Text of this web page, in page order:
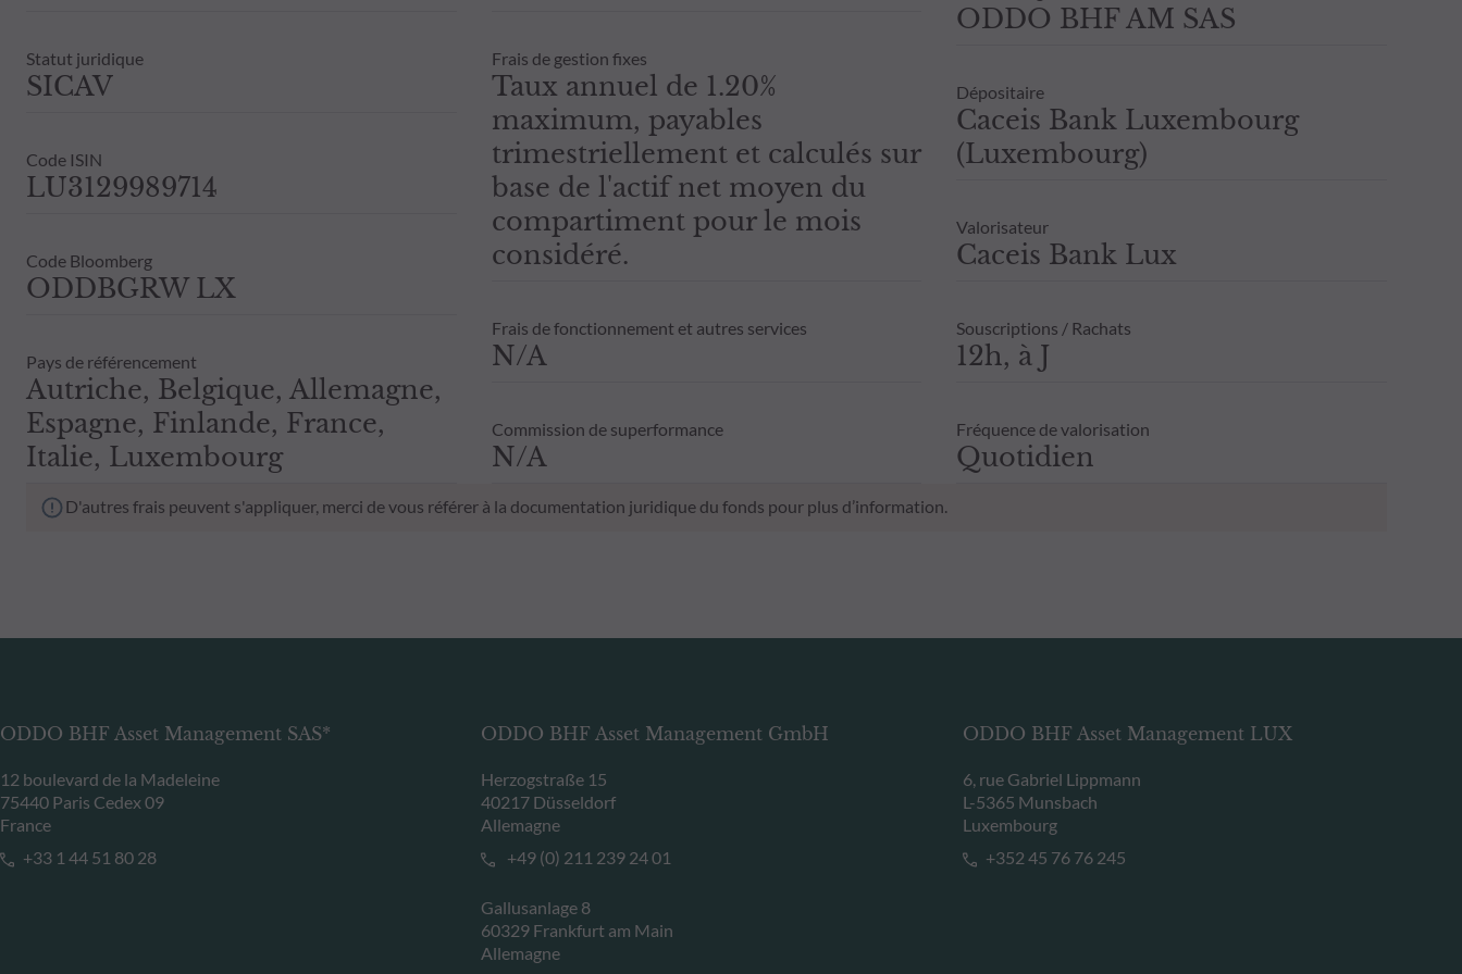
Statut juridique
SICAV
Code ISIN
LU3129989714
Code Bloomberg
ODDBGRW LX
Pays de référencement
Autriche, Belgique, Allemagne,
Espagne, Finlande, France,
Italie, Luxembourg
Frais de gestion fixes
Taux annuel de 1.20%
maximum, payables
trimestriellement et calculés sur
base de l'actif net moyen du
compartiment pour le mois
considéré.
Frais de fonctionnement et autres services
N/A
Commission de superformance
N/A
ODDO BHF AM SAS
Dépositaire
Caceis Bank Luxembourg
(Luxembourg)
Valorisateur
Caceis Bank Lux
Souscriptions / Rachats
12h, à J
Fréquence de valorisation
Quotidien
D'autres frais peuvent s'appliquer, merci de vous référer à la documentation juridique du fonds pour plus d’information.
ODDO BHF Asset Management SAS*
12 boulevard de la Madeleine
75440 Paris Cedex 09
France
+33 1 44 51 80 28
ODDO BHF Asset Management GmbH
Herzogstraße 15
40217 Düsseldorf
Allemagne
+49 (0) 211 239 24 01
Gallusanlage 8
60329 Frankfurt am Main
Allemagne
ODDO BHF Asset Management LUX
6, rue Gabriel Lippmann
L-5365 Munsbach
Luxembourg
+352 45 76 76 245